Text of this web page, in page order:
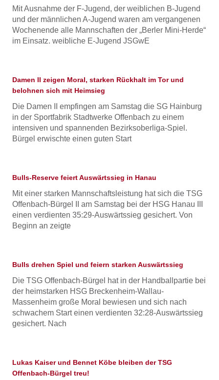
Mit Ausnahme der F-Jugend, der weiblichen B-Jugend
und der männlichen A-Jugend waren am vergangenen
Wochenende alle Mannschaften der „Berler Mini-Herde“
im Einsatz. weibliche E-Jugend JSGwE
Damen II zeigen Moral, starken Rückhalt im Tor und
belohnen sich mit Heimsieg
Die Damen II empfingen am Samstag die SG Hainburg
in der Sportfabrik Stadtwerke Offenbach zu einem
intensiven und spannenden Bezirksoberliga-Spiel.
Bürgel erwischte einen guten Start
Bulls-Reserve feiert Auswärtssieg in Hanau
Mit einer starken Mannschaftsleistung hat sich die TSG
Offenbach-Bürgel II am Samstag bei der HSG Hanau III
einen verdienten 35:29-Auswärtssieg gesichert. Von
Beginn an zeigte
Bulls drehen Spiel und feiern starken Auswärtssieg
Die TSG Offenbach-Bürgel hat in der Handballpartie bei
der heimstarken HSG Breckenheim-Wallau-
Massenheim große Moral bewiesen und sich nach
schwachem Start einen verdienten 32:28-Auswärtssieg
gesichert. Nach
Lukas Kaiser und Bennet Köbe bleiben der TSG
Offenbach-Bürgel treu!